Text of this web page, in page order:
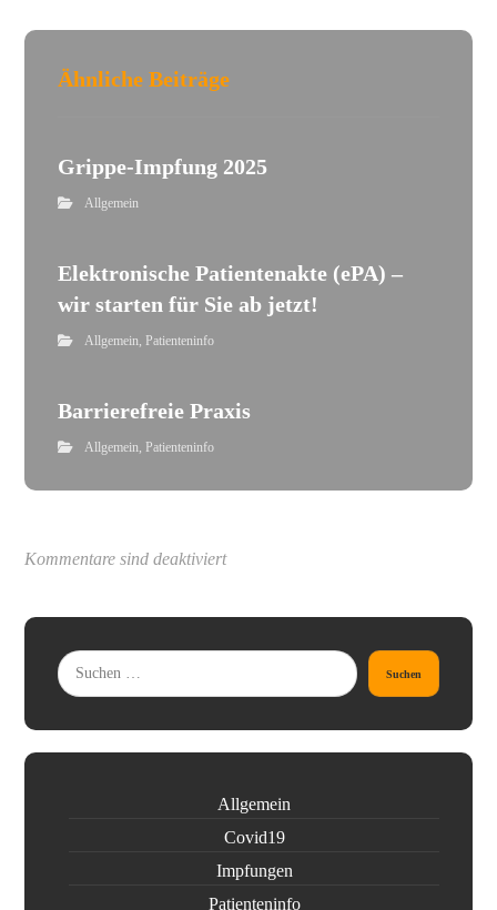
Ähnliche Beiträge
Grippe-Impfung 2025
Allgemein
Elektronische Patientenakte (ePA) –
wir starten für Sie ab jetzt!
Allgemein, Patienteninfo
Barrierefreie Praxis
Allgemein, Patienteninfo
Kommentare sind deaktiviert
Suchen
Allgemein
Covid19
Impfungen
Patienteninfo